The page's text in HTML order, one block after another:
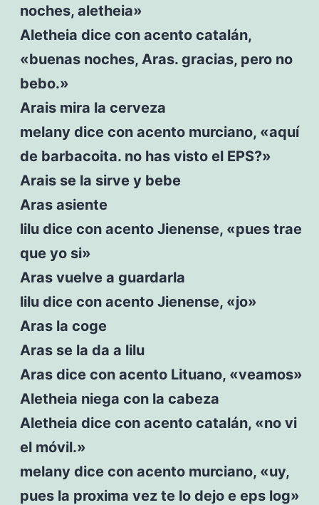
noches, aletheia»
Aletheia dice con acento catalán,
«buenas noches, Aras. gracias, pero no
bebo.»
Arais mira la cerveza
melany dice con acento murciano, «aquí
de barbacoita. no has visto el EPS?»
Arais se la sirve y bebe
Aras asiente
lilu dice con acento Jienense, «pues trae
que yo si»
Aras vuelve a guardarla
lilu dice con acento Jienense, «jo»
Aras la coge
Aras se la da a lilu
Aras dice con acento Lituano, «veamos»
Aletheia niega con la cabeza
Aletheia dice con acento catalán, «no vi
el móvil.»
melany dice con acento murciano, «uy,
pues la proxima vez te lo dejo e eps log»